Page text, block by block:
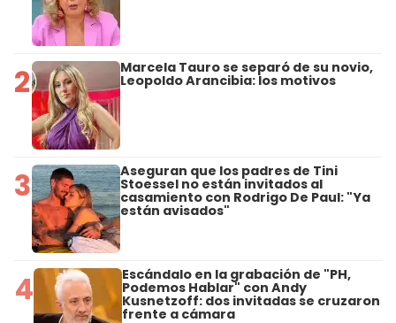
2 Marcela Tauro se separó de su novio,
Leopoldo Arancibia: los motivos
3 Aseguran que los padres de Tini
Stoessel no están invitados al
casamiento con Rodrigo De Paul: "Ya
están avisados"
4 Escándalo en la grabación de "PH,
Podemos Hablar" con Andy
Kusnetzoff: dos invitadas se cruzaron
frente a cámara